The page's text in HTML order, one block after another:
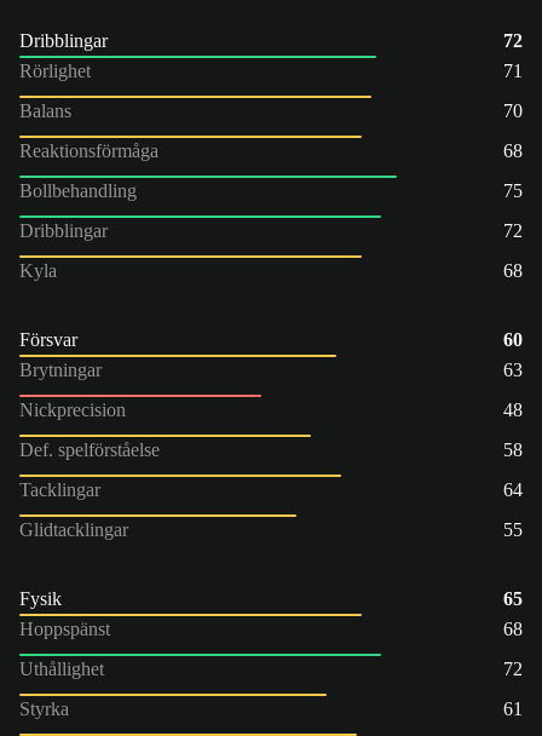
Dribblingar
72
Rörlighet
71
Balans
70
Reaktionsförmåga
68
Bollbehandling
75
Dribblingar
72
Kyla
68
Försvar
60
Brytningar
63
Nickprecision
48
Def. spelförståelse
58
Tacklingar
64
Glidtacklingar
55
Fysik
65
Hoppspänst
68
Uthållighet
72
Styrka
61